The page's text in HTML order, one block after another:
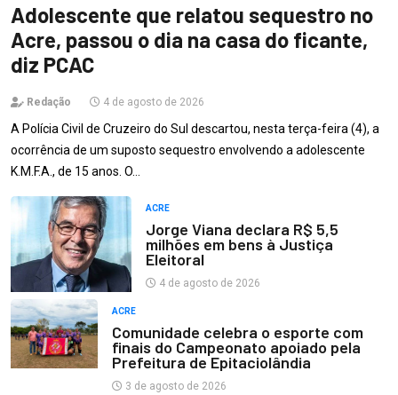
Adolescente que relatou sequestro no
Acre, passou o dia na casa do ficante,
diz PCAC
Redação 4 de agosto de 2026
A Polícia Civil de Cruzeiro do Sul descartou, nesta terça-feira (4), a
ocorrência de um suposto sequestro envolvendo a adolescente
K.M.F.A., de 15 anos. O…
ACRE
Jorge Viana declara R$ 5,5
milhões em bens à Justiça
Eleitoral
4 de agosto de 2026
ACRE
Comunidade celebra o esporte com
finais do Campeonato apoiado pela
Prefeitura de Epitaciolândia
3 de agosto de 2026